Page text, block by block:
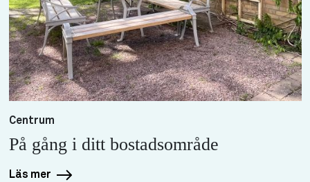
Centrum
På gång i ditt bostadsområde
Läs mer